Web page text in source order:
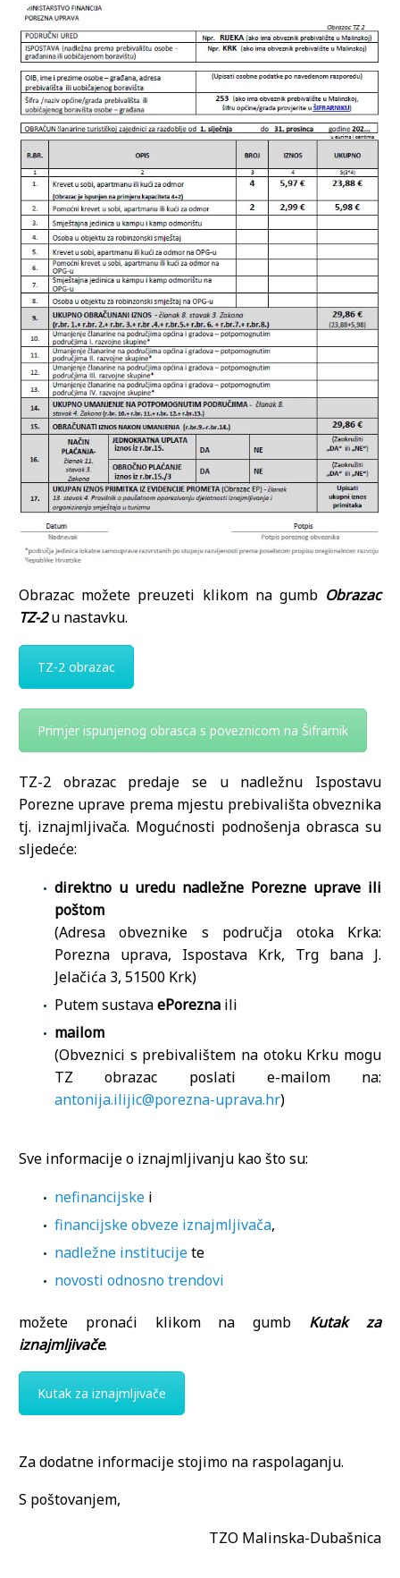
Obrazac možete preuzeti klikom na gumb Obrazac
TZ-2u nastavku.
TZ-2 obrazac
Primjer ispunjenog obrasca s poveznicom na Šifrarnik
TZ-2 obrazac predaje se u nadležnu Ispostavu
Porezne uprave prema mjestu prebivališta obveznika
tj. iznajmljivača. Mogućnosti podnošenja obrasca su
sljedeće:
direktno u uredu nadležne Porezne uprave ili
poštom
(Adresa obveznike s područja otoka Krka:
Porezna uprava, Ispostava Krk, Trg bana J.
Jelačića 3, 51500 Krk)
Putem sustavaePorezna ili
mailom
(Obveznici s prebivalištem na otoku Krku mogu
TZ obrazac poslati e-mailom na:
antonija.ilijic@porezna-uprava.hr)
Sve informacije o iznajmljivanju kao što su:
nefinancijske i
financijske obveze iznajmljivača,
nadležne institucijete
novosti odnosno trendovi
možete pronaći klikom na gumb Kutak za
iznajmljivače.
Kutak za iznajmljivače
Za dodatne informacije stojimo na raspolaganju.
S poštovanjem,
TZO Malinska-Dubašnica